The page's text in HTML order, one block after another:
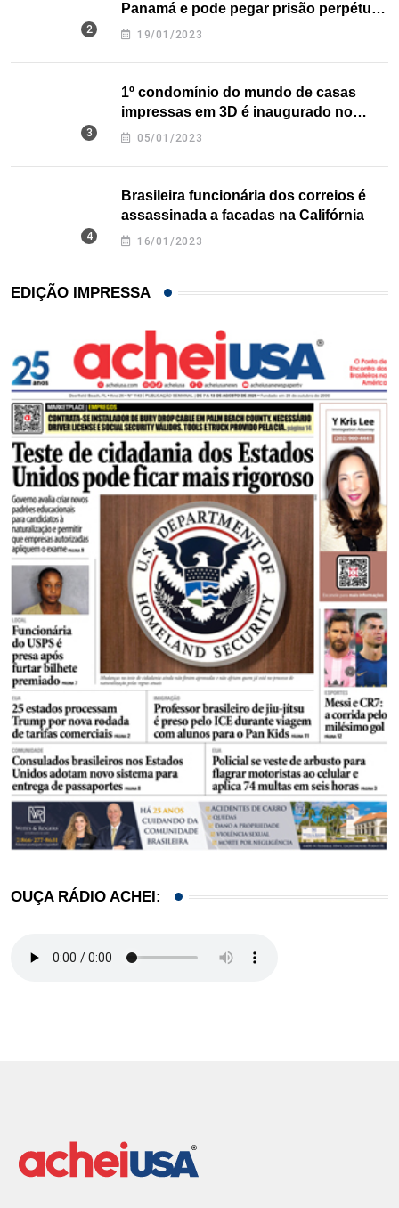
Panamá e pode pegar prisão perpétua
nos EUA
19/01/2023
1º condomínio do mundo de casas
impressas em 3D é inaugurado no
Texas
05/01/2023
Brasileira funcionária dos correios é
assassinada a facadas na Califórnia
16/01/2023
EDIÇÃO IMPRESSA
OUÇA RÁDIO ACHEI: